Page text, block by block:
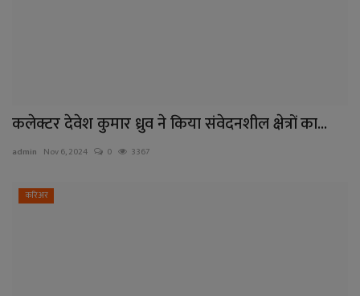
कलेक्टर देवेश कुमार ध्रुव ने किया संवेदनशील क्षेत्रों का...
admin Nov 6, 2024 0 3367
करिअर